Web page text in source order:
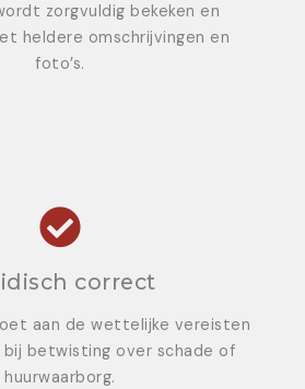
zorgvuldig bekeken en
heldere omschrijvingen en
foto’s.
correct
aan de wettelijke vereisten
bij betwisting over schade of
huurwaarborg.